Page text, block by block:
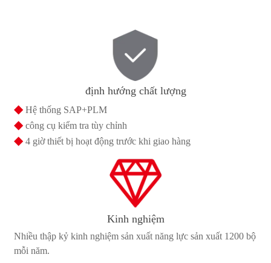
định hướng chất lượng
◆Hệ thống SAP+PLM
◆công cụ kiểm tra tùy chỉnh
◆4 giờ thiết bị hoạt động trước khi giao hàng
Kinh nghiệm
Nhiều thập kỷ kinh nghiệm sản xuất năng lực sản xuất 1200 bộ
mỗi năm.